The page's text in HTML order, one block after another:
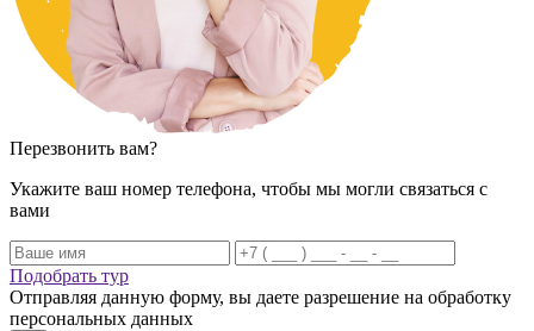
Перезвонить вам?
Укажите ваш номер телефона, чтобы мы могли связаться с
вами
Подобрать тур
Отправляя данную форму, вы даете разрешение на обработку
персональных данных